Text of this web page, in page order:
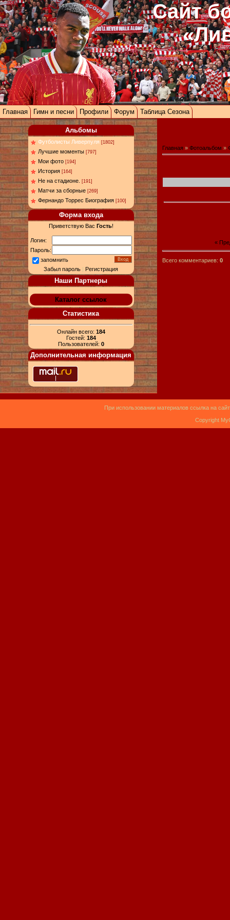
Сайт
Главная Гимн и песни Профили Форум Таблица Сезона
Альбомы
Футболисты Ливерпуля [1802]
Лучшие моменты [797]
Мои фото [194]
История [164]
Не на стадионе. [191]
Матчи за сборные [269]
Фернандо Торрес Биография [100]
Форма входа
Приветствую Вас Гость!
Логин:
Пароль:
запомнить
Забыл пароль |Регистрация
Наши Партнеры
Каталог ссылок
Статистика
Онлайн всего: 184
Гостей: 184
Пользователей: 0
Дополнительная информация
Главная » Фотоальбом »
«
Всего комментариев: 0
При использовании материалов ссылка на
Copyright